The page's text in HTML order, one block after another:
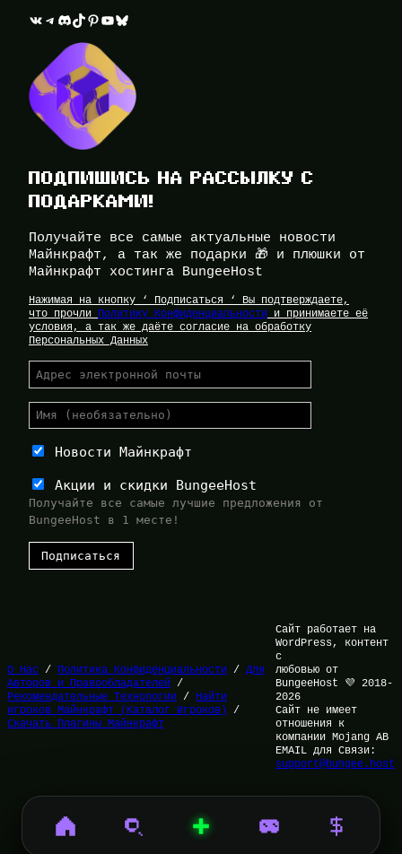
ВКонтакте Telegram Discord TikTok Pinterest YouTube Bluesky
ПОДПИШИСЬ НА РАССЫЛКУ С
ПОДАРКАМИ!
Получайте все самые актуальные новости
Майнкрафт, а так же подарки 🎁 и плюшки от
Майнкрафт хостинга BungeeHost
Нажимая на кнопку ‘ Подписаться ‘ Вы подтверждаете,
что прочли Политику Конфиденциальности и принимаете её
условия, а так же даёте согласие на обработку
Персональных Данных
Новости Майнкрафт
Акции и скидки BungeeHost
Получайте все самые лучшие предложения от
BungeeHost в 1 месте!
О Нас / Политика Конфиденциальности / Для
Авторов и Правообладателей /
Рекомендательные Технологии / Найти
игроков Майнкрафт (Каталог Игроков) /
Скачать Плагины Майнкрафт
Сайт работает на
WordPress, контент
с
любовью от
BungeeHost 💜 2018-
2026
Сайт не имеет
отношения к
компании Mojang AB
EMAIL для Связи:
support@bungee.host